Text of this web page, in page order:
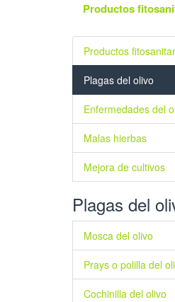
Productos
Productos
Plagas del olivo
Enfermedades del
Malas hierbas
Mejora de cultivos
Plagas del
Mosca del olivo
Prays o polilla del
Cochinilla del olivo